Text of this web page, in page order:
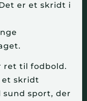
er et skridt i
ret til fodbold.
et skridt
sport, der